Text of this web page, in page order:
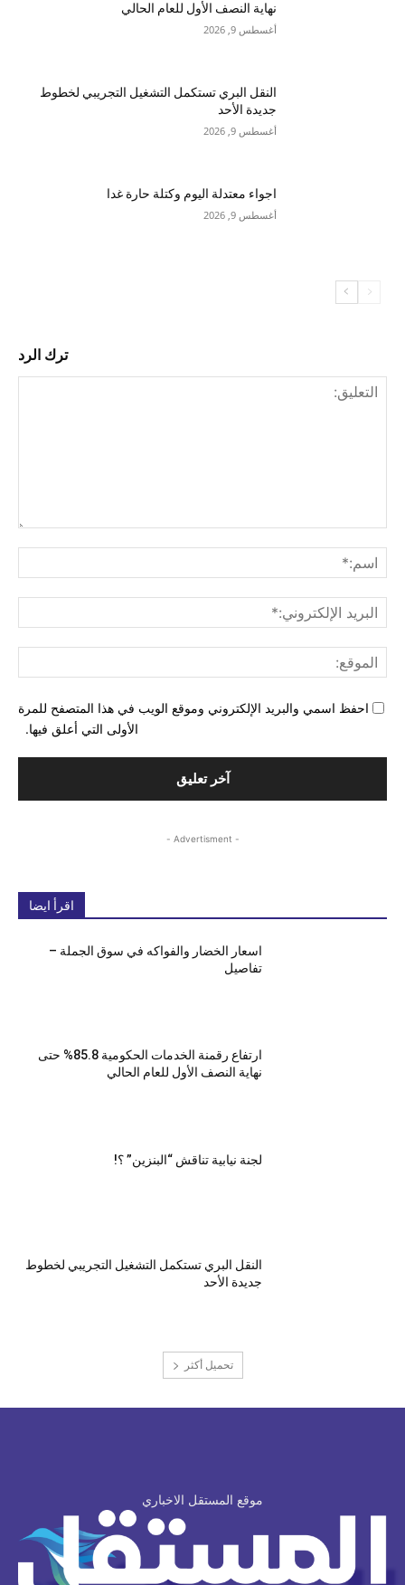
نهاية النصف الأول للعام الحالي
أغسطس 9, 2026
النقل البري تستكمل التشغيل التجريبي لخطوط
جديدة الأحد
أغسطس 9, 2026
اجواء معتدلة اليوم وكتلة حارة غدا
أغسطس 9, 2026
ترك الرد
احفظ اسمي والبريد الإلكتروني وموقع الويب في هذا المتصفح للمرة
الأولى التي أعلق فيها.
- Advertisment -
اقرأ ايضا
اسعار الخضار والفواكه في سوق الجملة –
تفاصيل
ارتفاع رقمنة الخدمات الحكومية 85.8% حتى
نهاية النصف الأول للعام الحالي
لجنة نيابية تناقش “البنزين” ؟!
النقل البري تستكمل التشغيل التجريبي لخطوط
جديدة الأحد
تحميل أكثر
موقع المستقل الاخباري